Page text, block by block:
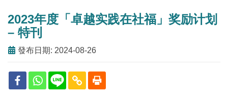
2023年度「卓越实践在社福」奖励计划
– 特刊
發布日期: 2024-08-26